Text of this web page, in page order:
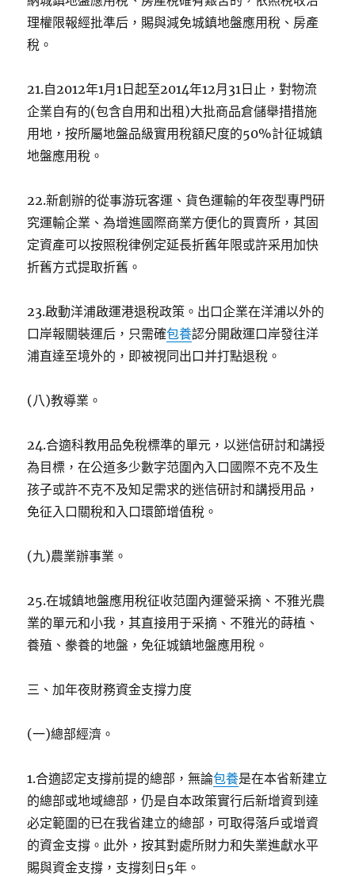
理權限報經批準后，賜與減免城鎮地盤應用稅、房產
稅。
21.自2012年1月1日起至2014年12月31日止，對物流
企業自有的(包含自用和出租)大批商品倉儲舉措措施
用地，按所屬地盤品級實用稅額尺度的50%計征城鎮
地盤應用稅。
22.新創辦的從事游玩客運、貨色運輸的年夜型專門研
究運輸企業、為增進國際商業方便化的買賣所，其固
定資產可以按照稅律例定延長折舊年限或許采用加快
折舊方式提取折舊。
23.啟動洋浦啟運港退稅政策。出口企業在洋浦以外的
口岸報關裝運后，只需確包養認分開啟運口岸發往洋
浦直達至境外的，即被視同出口并打點退稅。
(八)教導業。
24.合適科教用品免稅標準的單元，以迷信研討和講授
為目標，在公道多少數字范圍內入口國際不克不及生
孩子或許不克不及知足需求的迷信研討和講授用品，
免征入口關稅和入口環節增值稅。
(九)農業辦事業。
25.在城鎮地盤應用稅征收范圍內運營采摘、不雅光農
業的單元和小我，其直接用于采摘、不雅光的蒔植、
養殖、豢養的地盤，免征城鎮地盤應用稅。
三、加年夜財務資金支撐力度
(一)總部經濟。
1.合適認定支撐前提的總部，無論包養是在本省新建立
的總部或地域總部，仍是自本政策實行后新增資到達
必定範圍的已在我省建立的總部，可取得落戶或增資
的資金支撐。此外，按其對處所財力和失業進獻水平
賜與資金支撐，支撐刻日5年。